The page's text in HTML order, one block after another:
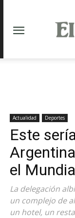
Actualidad Deportes
Este
el
La delegación
un complejo de
un hotel, un